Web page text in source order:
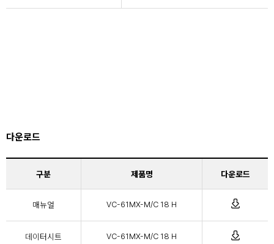
다운로드
구분 제품명 다운로드
매뉴얼 VC-61MX-M/C 18 H
데이터시트 VC-61MX-M/C 18 H